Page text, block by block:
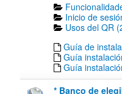
Inicio de
Usos del QR
Guía de
Guía
Guía
* Banco de